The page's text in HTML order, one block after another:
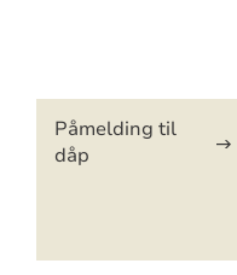
Påmelding til
dåp